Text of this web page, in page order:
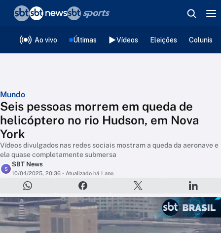
Ao vivo Últimas Vídeos Eleições
Mundo
Seis pessoas morrem em queda de
helicóptero no rio Hudson, em Nova
York
Vídeos divulgados nas redes sociais mostram a queda da aeronave e
ela quase completamente submersa
S
SBT News
10/04/2025, 20:36 • Atualizado há 1 ano
❮voltar
Editorias